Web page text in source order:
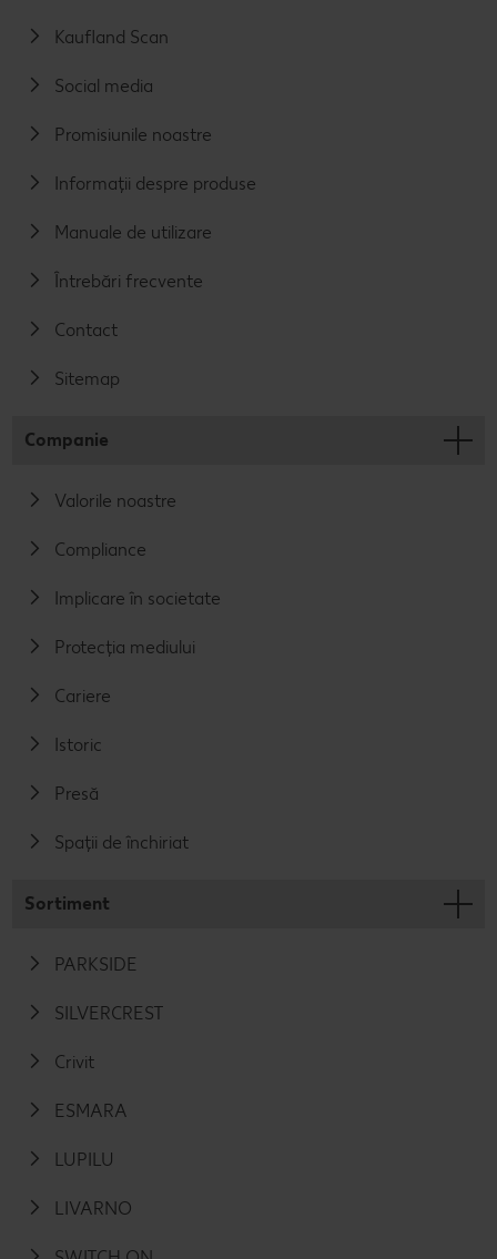
Kaufland Scan
Social media
Promisiunile noastre
Informații despre produse
Manuale de utilizare
Întrebări frecvente
Contact
Sitemap
Companie
Valorile noastre
Compliance
Implicare în societate
Protecția mediului
Cariere
Istoric
Presă
Spații de închiriat
Sortiment
PARKSIDE
SILVERCREST
Crivit
ESMARA
LUPILU
LIVARNO